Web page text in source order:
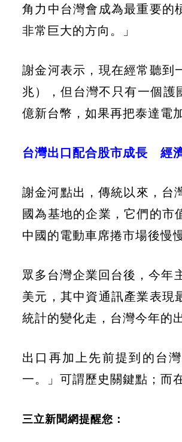
角力中台灣會成為最重要的
非常巨大的方向。」
謝金河表示，現在經常聽到
兆），但台灣不只有一個
億新台幣，如果再把泰達電
台灣出口配合股市成長 經
謝金河點出，傳統以來，台
國為基地的企業，它們的市
中國的電動車席捲市場後慢
眾多台灣企業回台後，今年
美元，其中資通訊產業表現
統計的變化走，台灣今年的
出口再加上先前提到的台
一。」可謂歷史關鍵點；而
三立新聞網提醒您：